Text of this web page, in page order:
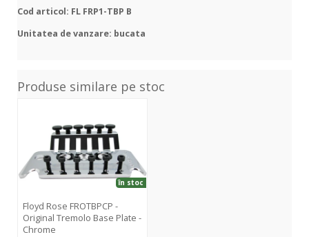
Cod articol: FL FRP1-TBP B
Unitatea de vanzare: bucata
Produse similare pe stoc
Original
Tremolo
Base
Plate
Chrome
Floyd Rose FROTBPCP -
Original Tremolo Base Plate -
Chrome
în stoc